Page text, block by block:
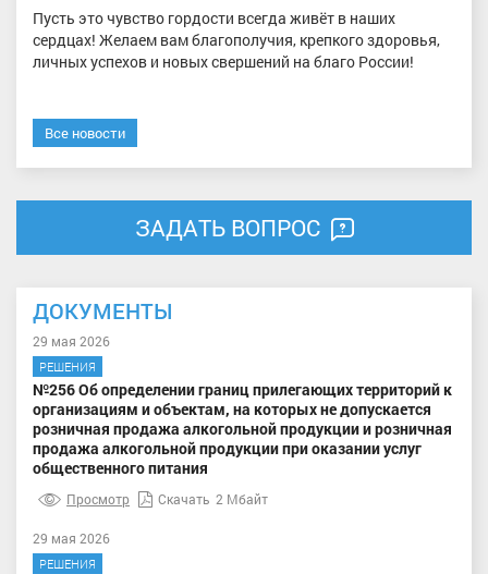
Пусть это чувство гордости всегда живёт в наших
сердцах! Желаем вам благополучия, крепкого здоровья,
личных успехов и новых свершений на благо России!
Все новости
ЗАДАТЬ ВОПРОС
ДОКУМЕНТЫ
29 мая 2026
РЕШЕНИЯ
№256 Об определении границ прилегающих территорий к
организациям и объектам, на которых не допускается
розничная продажа алкогольной продукции и розничная
продажа алкогольной продукции при оказании услуг
общественного питания
Просмотр Скачать 2 Мбайт
29 мая 2026
РЕШЕНИЯ